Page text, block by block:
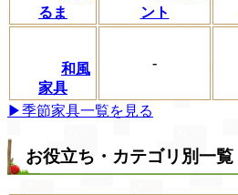
るま
ント
和風
家具
-
▶季節家具一覧を見る
お役立ち・カテゴリ別一覧